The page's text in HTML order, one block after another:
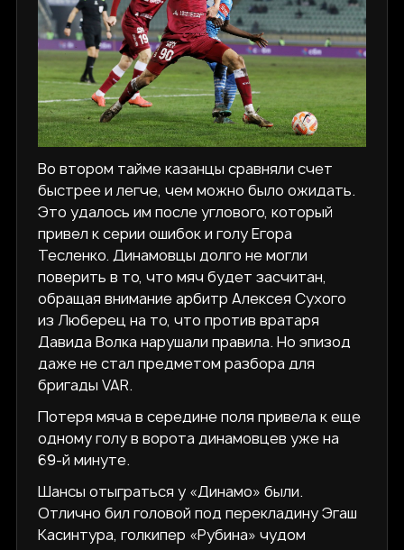
Во втором тайме казанцы сравняли счет
быстрее и легче, чем можно было ожидать.
Это удалось им после углового, который
привел к серии ошибок и голу Егора
Тесленко. Динамовцы долго не могли
поверить в то, что мяч будет засчитан,
обращая внимание арбитр Алексея Сухого
из Люберец на то, что против вратаря
Давида Волка нарушали правила. Но эпизод
даже не стал предметом разбора для
бригады VAR.
Потеря мяча в середине поля привела к еще
одному голу в ворота динамовцев уже на
69-й минуте.
Шансы отыграться у «Динамо» были.
Отлично бил головой под перекладину Эгаш
Касинтура, голкипер «Рубина» чудом